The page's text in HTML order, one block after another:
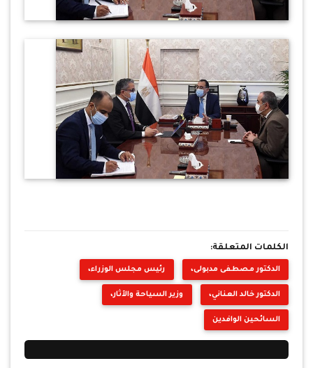
الكلمات المتعلقة:
الدكتور مصطفى مدبولى، رئيس مجلس الوزراء،
الدكتور خالد العناني، وزير السياحة والآثار،
السائحين الوافدين